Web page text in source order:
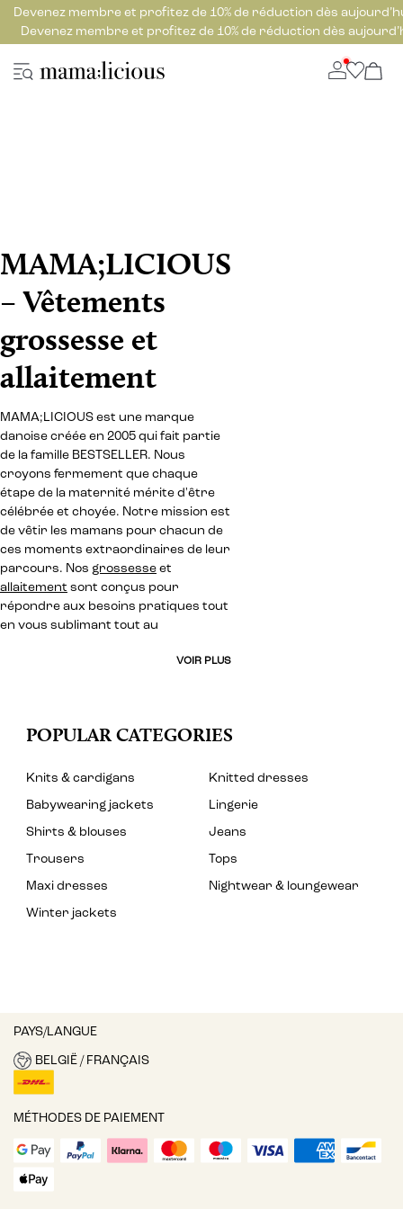
Devenez membre et profitez de 10% de réduction dès
Devenez membre et profitez de 10% de réduction dès
MAMA;LICIOUS
– Vêtements
grossesse et
allaitement
MAMA;LICIOUS est une marque
danoise créée en 2005 qui fait partie
de la famille BESTSELLER. Nous
croyons fermement que chaque
étape de la maternité mérite d'être
célébrée et choyée. Notre mission est
de vêtir les mamans pour chacun de
ces moments extraordinaires de leur
parcours. Nos grossesse et
allaitement sont conçus pour
répondre aux besoins pratiques tout
en vous sublimant tout au
VOIR PLUS
POPULAR CATEGORIES
Knits & cardigans
Knitted dresses
Babywearing jackets
Lingerie
Shirts & blouses
Jeans
Trousers
Tops
Maxi dresses
Nightwear & loungewear
Winter jackets
PAYS/LANGUE
BELGIË / FRANÇAIS
MÉTHODES DE PAIEMENT